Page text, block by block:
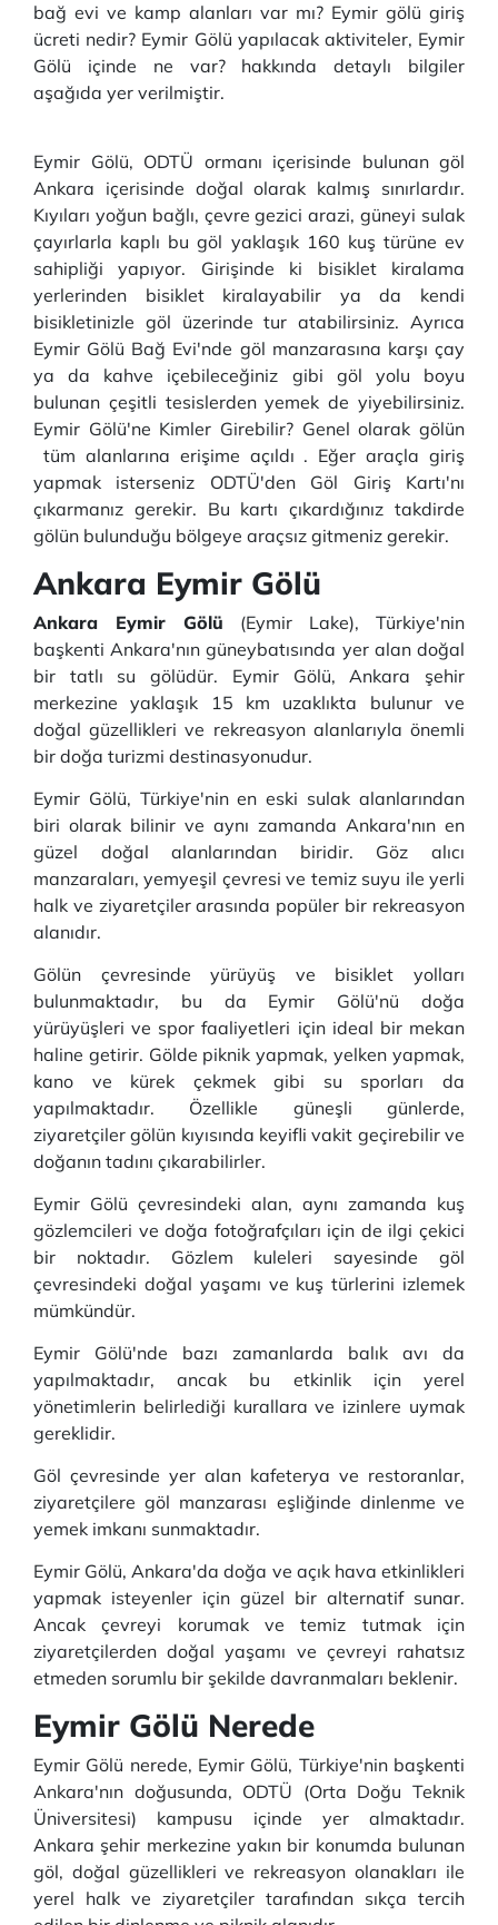
bağ evi ve kamp alanları var mı? Eymir gölü giriş
ücreti nedir? Eymir Gölü yapılacak aktiviteler, Eymir
Gölü içinde ne var? hakkında detaylı bilgiler
aşağıda yer verilmiştir.
Eymir Gölü, ODTÜ ormanı içerisinde bulunan göl
Ankara içerisinde doğal olarak kalmış sınırlardır.
Kıyıları yoğun bağlı, çevre gezici arazi, güneyi sulak
çayırlarla kaplı bu göl yaklaşık 160 kuş türüne ev
sahipliği yapıyor. Girişinde ki bisiklet kiralama
yerlerinden bisiklet kiralayabilir ya da kendi
bisikletinizle göl üzerinde tur atabilirsiniz. Ayrıca
Eymir Gölü Bağ Evi'nde göl manzarasına karşı çay
ya da kahve içebileceğiniz gibi göl yolu boyu
bulunan çeşitli tesislerden yemek de yiyebilirsiniz.
Eymir Gölü'ne Kimler Girebilir? Genel olarak gölün
tüm alanlarına erişime açıldı . Eğer araçla giriş
yapmak isterseniz ODTÜ'den Göl Giriş Kartı'nı
çıkarmanız gerekir. Bu kartı çıkardığınız takdirde
gölün bulunduğu bölgeye araçsız gitmeniz gerekir.
Ankara Eymir Gölü
Ankara Eymir Gölü (Eymir Lake), Türkiye'nin
başkenti Ankara'nın güneybatısında yer alan doğal
bir tatlı su gölüdür. Eymir Gölü, Ankara şehir
merkezine yaklaşık 15 km uzaklıkta bulunur ve
doğal güzellikleri ve rekreasyon alanlarıyla önemli
bir doğa turizmi destinasyonudur.
Eymir Gölü, Türkiye'nin en eski sulak alanlarından
biri olarak bilinir ve aynı zamanda Ankara'nın en
güzel doğal alanlarından biridir. Göz alıcı
manzaraları, yemyeşil çevresi ve temiz suyu ile yerli
halk ve ziyaretçiler arasında popüler bir rekreasyon
alanıdır.
Gölün çevresinde yürüyüş ve bisiklet yolları
bulunmaktadır, bu da Eymir Gölü'nü doğa
yürüyüşleri ve spor faaliyetleri için ideal bir mekan
haline getirir. Gölde piknik yapmak, yelken yapmak,
kano ve kürek çekmek gibi su sporları da
yapılmaktadır. Özellikle güneşli günlerde,
ziyaretçiler gölün kıyısında keyifli vakit geçirebilir ve
doğanın tadını çıkarabilirler.
Eymir Gölü çevresindeki alan, aynı zamanda kuş
gözlemcileri ve doğa fotoğrafçıları için de ilgi çekici
bir noktadır. Gözlem kuleleri sayesinde göl
çevresindeki doğal yaşamı ve kuş türlerini izlemek
mümkündür.
Eymir Gölü'nde bazı zamanlarda balık avı da
yapılmaktadır, ancak bu etkinlik için yerel
yönetimlerin belirlediği kurallara ve izinlere uymak
gereklidir.
Göl çevresinde yer alan kafeterya ve restoranlar,
ziyaretçilere göl manzarası eşliğinde dinlenme ve
yemek imkanı sunmaktadır.
Eymir Gölü, Ankara'da doğa ve açık hava etkinlikleri
yapmak isteyenler için güzel bir alternatif sunar.
Ancak çevreyi korumak ve temiz tutmak için
ziyaretçilerden doğal yaşamı ve çevreyi rahatsız
etmeden sorumlu bir şekilde davranmaları beklenir.
Eymir Gölü Nerede
Eymir Gölü nerede, Eymir Gölü, Türkiye'nin başkenti
Ankara'nın doğusunda, ODTÜ (Orta Doğu Teknik
Üniversitesi) kampusu içinde yer almaktadır.
Ankara şehir merkezine yakın bir konumda bulunan
göl, doğal güzellikleri ve rekreasyon olanakları ile
yerel halk ve ziyaretçiler tarafından sıkça tercih